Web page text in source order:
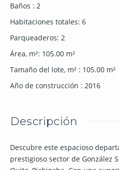
Baños : 2
Habitaciones totales: 6
Parqueaderos: 2
Área, m²: 105.00 m²
Tamaño del lote, m² : 105.00 m²
Año de construcción : 2016
Descripción
Descubre este espacioso
prestigioso sector de González